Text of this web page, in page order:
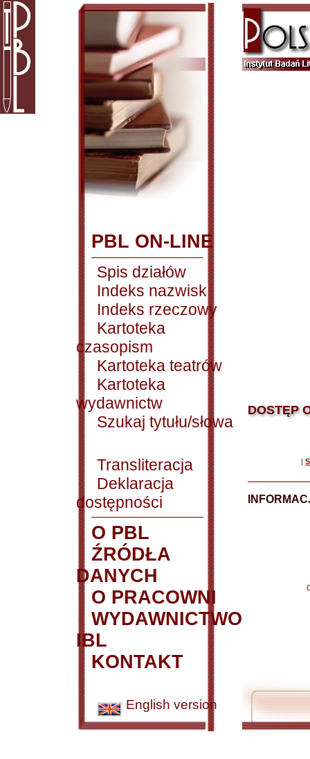
PBL ON-LINE
Spis działów
Indeks nazwisk
Indeks rzeczowy
Kartoteka
czasopism
Kartoteka teatrów
Kartoteka
wydawnictw
Szukaj tytułu/słowa
Transliteracja
Deklaracja
dostępności
O PBL
ŹRÓDŁA
DANYCH
O PRACOWNI
WYDAWNICTWO
IBL
KONTAKT
English version
DOSTĘP
|